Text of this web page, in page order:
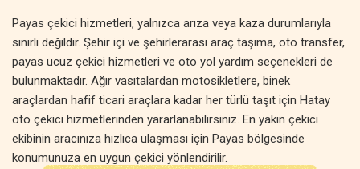
Payas çekici hizmetleri, yalnızca arıza veya kaza durumlarıyla
sınırlı değildir. Şehir içi ve şehirlerarası araç taşıma, oto transfer,
payas ucuz çekici hizmetleri ve oto yol yardım seçenekleri de
bulunmaktadır. Ağır vasıtalardan motosikletlere, binek
araçlardan hafif ticari araçlara kadar her türlü taşıt için Hatay
oto çekici hizmetlerinden yararlanabilirsiniz. En yakın çekici
ekibinin aracınıza hızlıca ulaşması için Payas bölgesinde
konumunuza en uygun çekici yönlendirilir.